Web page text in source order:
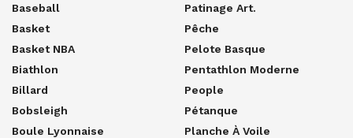
Baseball
Basket
Basket NBA
Biathlon
Billard
Bobsleigh
Boule Lyonnaise
Patinage Art.
Pêche
Pelote Basque
Pentathlon Moderne
People
Pétanque
Planche À Voile